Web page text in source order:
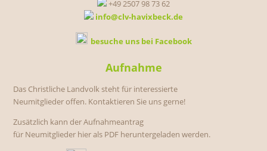
+49 2507 98 73 62
info@clv-havixbeck.de
besuche uns bei Facebook
Aufnahme
Das Christliche Landvolk steht für interessierte
Neumitglieder offen. Kontaktieren Sie uns gerne!
Zusätzlich kann der Aufnahmeantrag
für Neumitglieder hier als PDF heruntergeladen werden.